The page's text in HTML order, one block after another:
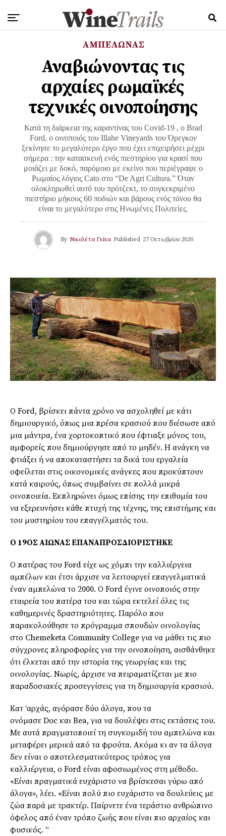
ΑΜΠΕΛΩΝΑΣ
Αναβιώνοντας τις
αρχαίες ρωμαϊκές
τεχνικές οινοποίησης
Κατά τη διάρκεια της καραντίνας του Covid-19 , ο Brad
Ford, ο οινοποιός του Illahe Vineyards του Όρεγκον
ξεκίνησε το μεγαλύτερο έργο που έχει επιχειρήσει μέχρι
σήμερα : την κατασκευή ενός πιεστηρίου για κρασί που
μοιάζει με δοκό, παρόμοιο με εκείνο που περιέγραψε ο
Ρωμαίος λόγιος Cato στο “De Agri Cultura.” Όταν
ολοκληρωθεί αυτό του πρότζεκτ, το συγκεκριμένο
πιεστήριο μήκους 60 ποδιών και βάρους ενός τόνου θα
είναι το μεγαλύτερο στις Ηνωμένες Πολιτείες.
By Νικολέτα Γκίκα Published 27 Οκτωβρίου 2020
Ο Ford, βρίσκει πάντα χρόνο να ασχοληθεί με κάτι
δημιουργικό, όπως μια πρέσα κρασιού που διέσωσε από
μια μάντρα, ένα χορτοκοπτικό που έφτιαξε μόνος του,
αμφορείς που δημιούργησε από το μηδέν. Η ανάγκη να
φτιάξει ή να αποκαταστήσει τα δικά του εργαλεία
οφείλεται στις οικονομικές ανάγκες που προκύπτουν
κατά καιρούς, όπως συμβαίνει σε πολλά μικρά
οινοποιεία. Εκπληρώνει όμως επίσης την επιθυμία του
να εξερευνήσει κάθε πτυχή της τέχνης, της επιστήμης και
του μυστηρίου του επαγγέλματός του.
Ο 19ΟΣ ΑΙΩΝΑΣ ΕΠΑΝΑΠΡΟΣΔΙΟΡΙΣΤΗΚΕ
Ο πατέρας του Ford είχε ως χόμπι την καλλιέργεια
αμπέλων και έτσι άρχισε να λειτουργεί επαγγελματικά
έναν αμπελώνα το 2000. Ο Ford έγινε οινοποιός στην
εταιρεία του πατέρα του και τώρα εκτελεί όλες τις
καθημερινές δραστηριότητες. Παρόλο που
παρακολούθησε το πρόγραμμα σπουδών οινολογίας
στο Chemeketa Community College για να μάθει τις πιο
σύγχρονες πληροφορίες για την οινοποίηση, αισθάνθηκε
ότι έλκεται από την ιστορία της γεωργίας και της
οινολογίας. Νωρίς, άρχισε να πειραματίζεται με πιο
παραδοσιακές προσεγγίσεις για τη δημιουργία κρασιού.
Κατ ‘αρχάς, αγόρασε δύο άλογα, που τα
ονόμασε Doc και Bea, για να δουλέψει στις εκτάσεις του.
Με αυτά πραγματοποιεί τη συγκομιδή του αμπελώνα και
μεταφέρει μερικά από τα φρούτα. Ακόμα κι αν τα άλογα
δεν είναι ο αποτελεσματικότερος τρόπος για
καλλιέργεια, ο Ford είναι αφοσιωμένος στη μέθοδο.
«Είναι πραγματικά ευχάριστο να βρίσκεσαι γύρω από
άλογα», λέει. «Είναι πολύ πιο ευχάριστο να δουλεύεις με
ζώα παρά με τρακτέρ. Παίρνετε ένα τεράστιο ανθρώπινο
όφελος από έναν τρόπο ζωής που είναι πιο αρχαίος και
φυσικός. “